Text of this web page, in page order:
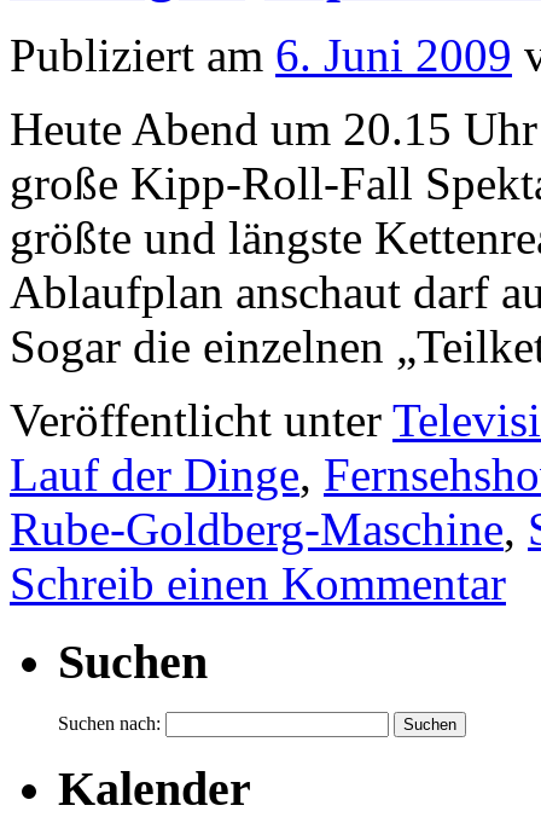
Publiziert am 6. Juni 2009
Heute Abend um 20.15
große Kipp-Roll-Fall
größte und längste
Ablaufplan anschaut darf
Sogar die einzelnen
Veröffentlicht unter
Lauf der Dinge,
Rube-Goldberg-Maschine,
Schreib einen Kommentar
Suchen
Suchen nach:
Kalender